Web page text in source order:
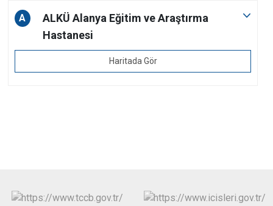
A
ALKÜ Alanya Eğitim ve Araştırma
Hastanesi
Haritada Gör